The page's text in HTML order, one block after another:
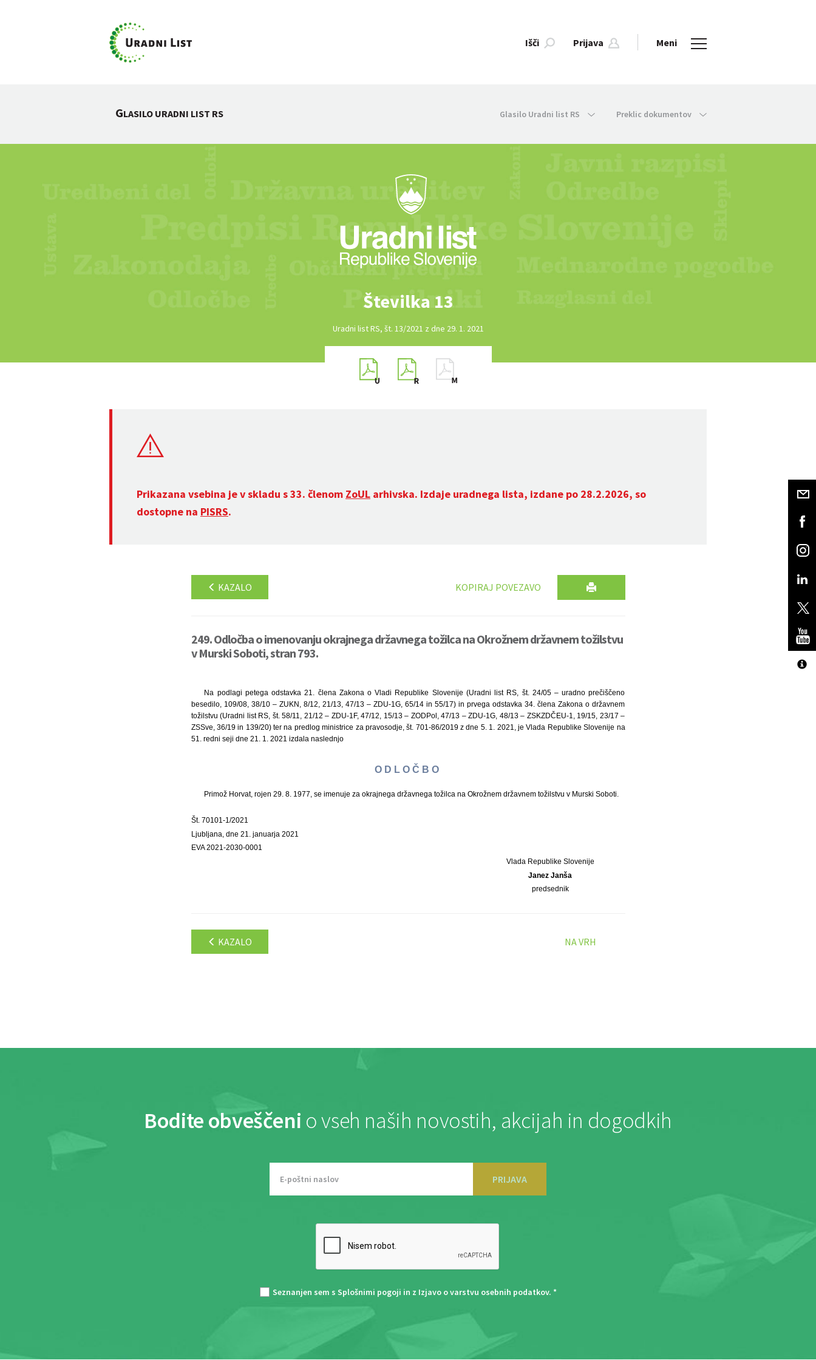
Išči Prijava Meni
GLASILO URADNI LIST RS Glasilo Uradni list RS Preklic dokumentov
Številka 13
Uradni list RS, št. 13/2021 z dne 29. 1. 2021
Prikazana vsebina je v skladu s 33. členom ZoUL arhivska. Izdaje uradnega lista, izdane po 28.2.2026, so
dostopne na PISRS.
KAZALO KOPIRAJ POVEZAVO
249. Odločba o imenovanju okrajnega državnega tožilca na Okrožnem državnem tožilstvu
v Murski Soboti, stran 793.
Na podlagi petega odstavka 21. člena Zakona o Vladi Republike Slovenije (Uradni list RS, št. 24/05 – uradno prečiščeno
besedilo, 109/08, 38/10 – ZUKN, 8/12, 21/13, 47/13 – ZDU-1G, 65/14 in 55/17) in prvega odstavka 34. člena Zakona o državnem
tožilstvu (Uradni list RS, št. 58/11, 21/12 – ZDU-1F, 47/12, 15/13 – ZODPol, 47/13 – ZDU-1G, 48/13 – ZSKZDČEU-1, 19/15, 23/17 –
ZSSve, 36/19 in 139/20) ter na predlog ministrice za pravosodje, št. 701-86/2019 z dne 5. 1. 2021, je Vlada Republike Slovenije na
51. redni seji dne 21. 1. 2021 izdala naslednjo
O D L O Č B O
Primož Horvat, rojen 29. 8. 1977, se imenuje za okrajnega državnega tožilca na Okrožnem državnem tožilstvu v Murski Soboti.
Št. 70101-1/2021
Ljubljana, dne 21. januarja 2021
EVA 2021-2030-0001
Vlada Republike Slovenije
Janez Janša
predsednik
KAZALO NA VRH
Bodite obveščeni o vseh naših novostih, akcijah in dogodkih
PRIJAVA
Seznanjen sem s Splošnimi pogoji in z Izjavo o varstvu osebnih podatkov. *